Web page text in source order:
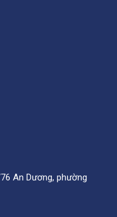
An Dương, phường